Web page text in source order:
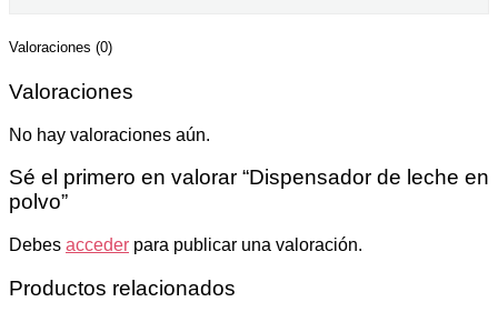
Valoraciones (0)
Valoraciones
No hay valoraciones aún.
Sé el primero en valorar “Dispensador de leche en
polvo”
Debes acceder para publicar una valoración.
Productos relacionados